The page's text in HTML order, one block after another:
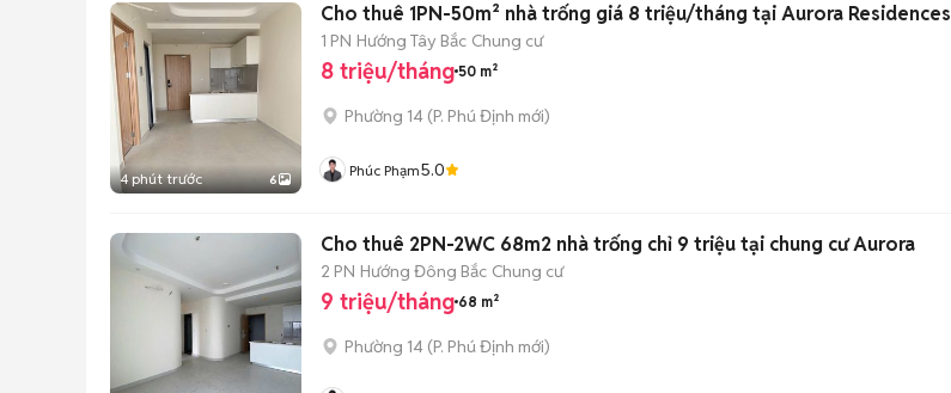
4 phút trước 6
Cho thuê 1PN-50m² nhà trống giá 8 triệu/tháng tại Aurora Residences
1 PN Hướng Tây Bắc Chung cư
8 triệu/tháng 50 m²
Phường 14 (P. Phú Định mới)
Phúc Phạm5.0
Cho thuê 2PN-2WC 68m2 nhà trống chỉ 9 triệu tại chung cư Aurora
2 PN Hướng Đông Bắc Chung cư
9 triệu/tháng 68 m²
Phường 14 (P. Phú Định mới)